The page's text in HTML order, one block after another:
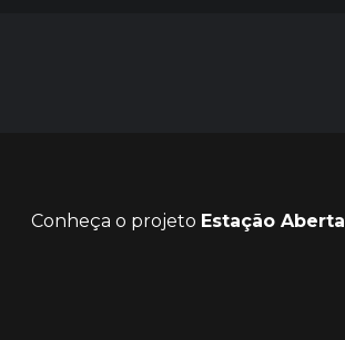
Conheça o projeto Estação Aberta